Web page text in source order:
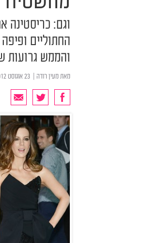
וגם:
החתוליים
והממש גרועות
מאתמעין רודה